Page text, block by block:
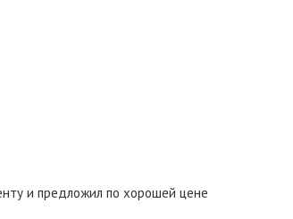
и предложил по хорошей цене